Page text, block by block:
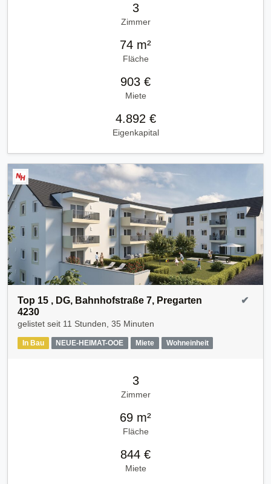
3
Zimmer
74 m²
Fläche
903 €
Miete
4.892 €
Eigenkapital
Top 15 , DG, Bahnhofstraße 7, Pregarten
4230
gelistet seit 11 Stunden, 35 Minuten
In Bau NEUE-HEIMAT-OOE Miete Wohneinheit
✔
3
Zimmer
69 m²
Fläche
844 €
Miete